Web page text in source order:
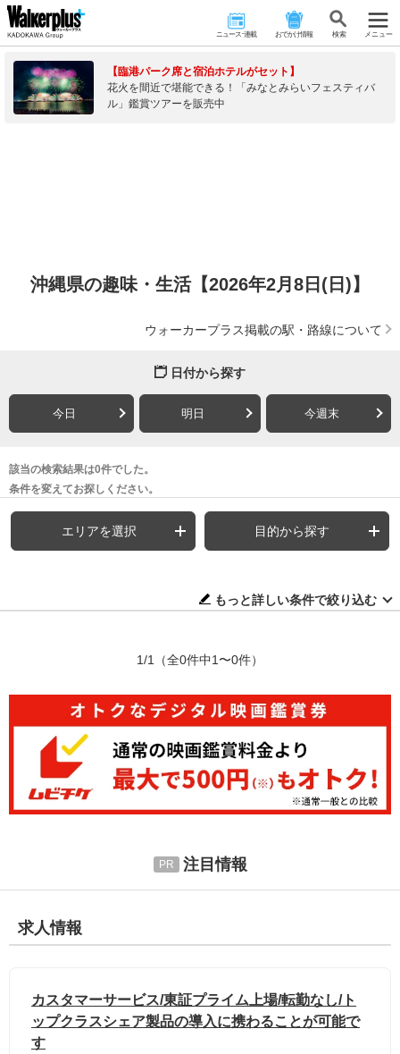
ニュース･連載 おでかけ情報 検 索 メニュー
【臨港パーク席と宿泊ホテルがセット】
花火を間近で堪能できる！「みなとみらいフェスティバ
ル」鑑賞ツアーを販売中
沖縄県の趣味・生活【2026年2月8日(日)】
ウォーカープラス掲載の駅・路線について
日付から探す
今日 明日 今週末
該当の検索結果は0件でした。
条件を変えてお探しください。
エリアを選択 目的から探す
もっと詳しい条件で絞り込む
1/1 （全0件中1〜0件）
注目情報
求人情報
カスタマーサービス/東証プライム上場/転勤なし/ト
ップクラスシェア製品の導入に携わることが可能で
す